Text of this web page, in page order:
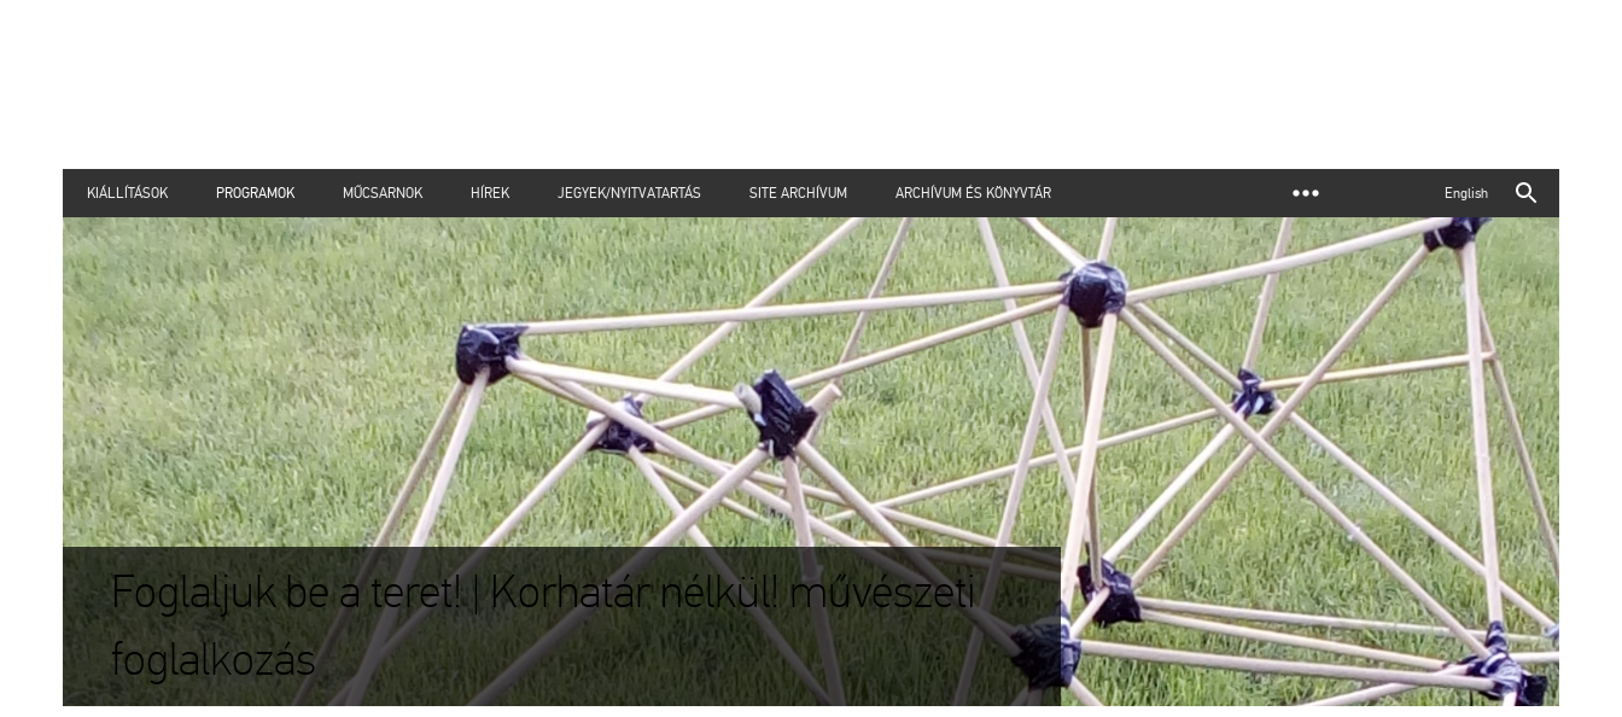
KIÁLLÍTÁSOK PROGRAMOK MŰCSARNOK HÍREK JEGYEK/NYITVATARTÁS SITE ARCHÍVUM ARCHÍVUM ÉS KÖNYVTÁR English
Foglaljuk be a teret! | Korhatár nélkül! művészeti
foglalkozás